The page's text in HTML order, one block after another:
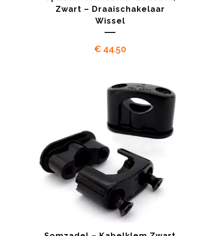
Zwart – Draaischakelaar
Wissel
€ 44.50